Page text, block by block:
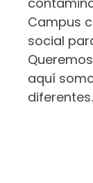
Campus
social
aquí
diferentes.